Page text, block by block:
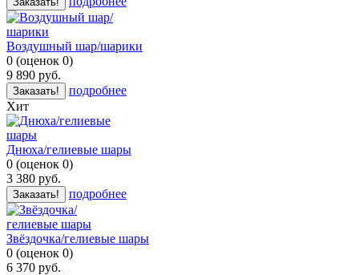
Воздушный шар/шарики
0 (оценок 0)
9 890 руб.
Заказать!
подробнее
Хит
Днюха/гелиевые шары
0 (оценок 0)
3 380 руб.
Заказать! подробнее
Звёздочка/гелиевые шары
0 (оценок 0)
6 370 руб.